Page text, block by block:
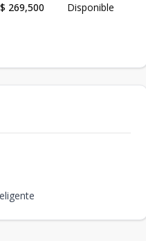
269,500 Disponible